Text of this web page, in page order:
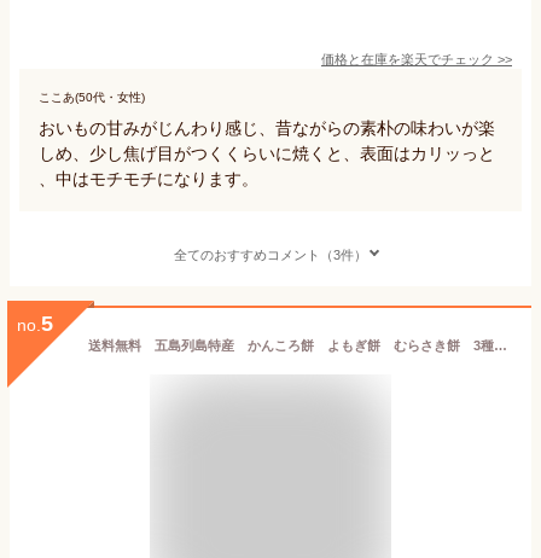
価格と在庫を楽天でチェック >>
ここあ(50代・女性)
おいもの甘みがじんわり感じ、昔ながらの素朴の味わいが楽
しめ、少し焦げ目がつくくらいに焼くと、表面はカリッっと
、中はモチモチになります。
全てのおすすめコメント（3件）
no. 5
送料無料 五島列島特産 かんころ餅 よもぎ餅 むらさき餅 3種類入り 各200g×3本 かんころ 長崎 名産 国見屋 干し芋 無添加 国産 和菓子 お歳暮 お中元